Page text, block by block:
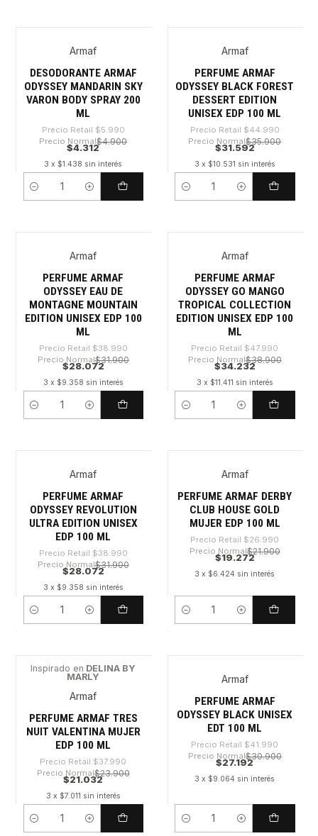
Armaf
DESODORANTE ARMAF
ODYSSEY MANDARIN SKY
VARON BODY SPRAY 200
ML
Precio Retail $5.990
Precio Normal$4.900
$4.312
3 x $1.438 sin interés
Cantidad
Armaf
PERFUME ARMAF
ODYSSEY BLACK FOREST
DESSERT EDITION
UNISEX EDP 100 ML
Precio Retail $44.990
Precio Normal$35.900
$31.592
3 x $10.531 sin interés
Cantidad
Armaf
PERFUME ARMAF
ODYSSEY EAU DE
MONTAGNE MOUNTAIN
EDITION UNISEX EDP 100
ML
Precio Retail $38.990
Precio Normal$31.900
$28.072
3 x $9.358 sin interés
Cantidad
Armaf
PERFUME ARMAF
ODYSSEY GO MANGO
TROPICAL COLLECTION
EDITION UNISEX EDP 100
ML
Precio Retail $47.990
Precio Normal$38.900
$34.232
3 x $11.411 sin interés
Cantidad
Armaf
PERFUME ARMAF
ODYSSEY REVOLUTION
ULTRA EDITION UNISEX
EDP 100 ML
Precio Retail $38.990
Precio Normal$31.900
$28.072
3 x $9.358 sin interés
Cantidad
Armaf
PERFUME ARMAF DERBY
CLUB HOUSE GOLD
MUJER EDP 100 ML
Precio Retail $26.990
Precio Normal$21.900
$19.272
3 x $6.424 sin interés
Cantidad
Inspirado en DELINA BY
MARLY
Armaf
PERFUME ARMAF TRES
NUIT VALENTINA MUJER
EDP 100 ML
Precio Retail $37.990
Precio Normal$23.900
$21.032
3 x $7.011 sin interés
Cantidad
Armaf
PERFUME ARMAF
ODYSSEY BLACK UNISEX
EDT 100 ML
Precio Retail $41.990
Precio Normal$30.900
$27.192
3 x $9.064 sin interés
Cantidad